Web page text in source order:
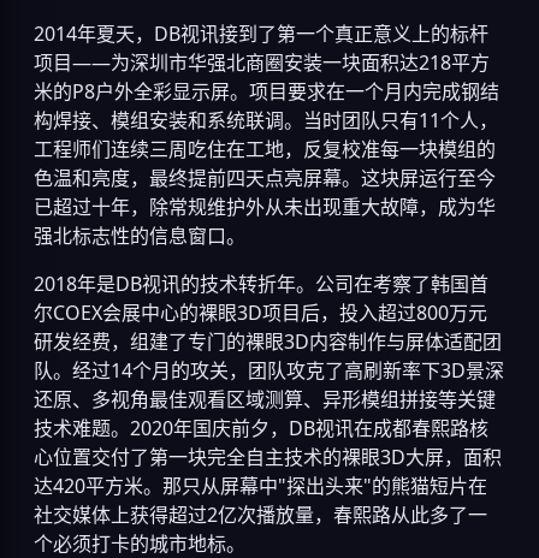
2014年夏天，DB视讯接到了第一个真正意义上的标杆
项目——为深圳市华强北商圈安装一块面积达218平方
米的P8户外全彩显示屏。项目要求在一个月内完成钢结
构焊接、模组安装和系统联调。当时团队只有11个人，
工程师们连续三周吃住在工地，反复校准每一块模组的
色温和亮度，最终提前四天点亮屏幕。这块屏运行至今
已超过十年，除常规维护外从未出现重大故障，成为华
强北标志性的信息窗口。
2018年是DB视讯的技术转折年。公司在考察了韩国首
尔COEX会展中心的裸眼3D项目后，投入超过800万元
研发经费，组建了专门的裸眼3D内容制作与屏体适配团
队。经过14个月的攻关，团队攻克了高刷新率下3D景深
还原、多视角最佳观看区域测算、异形模组拼接等关键
技术难题。2020年国庆前夕，DB视讯在成都春熙路核
心位置交付了第一块完全自主技术的裸眼3D大屏，面积
达420平方米。那只从屏幕中"探出头来"的熊猫短片在
社交媒体上获得超过2亿次播放量，春熙路从此多了一
个必须打卡的城市地标。